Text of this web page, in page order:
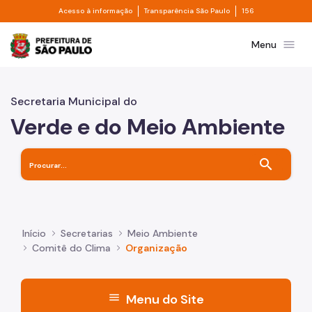
Pular para o Conteúdo principal
Acesso à informação Divisor de acesso à informação
Transparência São Paulo Divisor de
156
Prefeitura de São PauloMenu menu
Secretaria Municipal do
Verde e do Meio Ambiente
search
Início Secretarias
Meio Ambiente
Comitê do Clima
Organização
menu Menu do Site